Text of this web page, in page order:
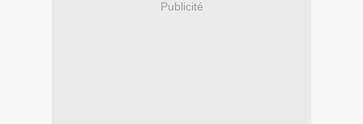
Publicité